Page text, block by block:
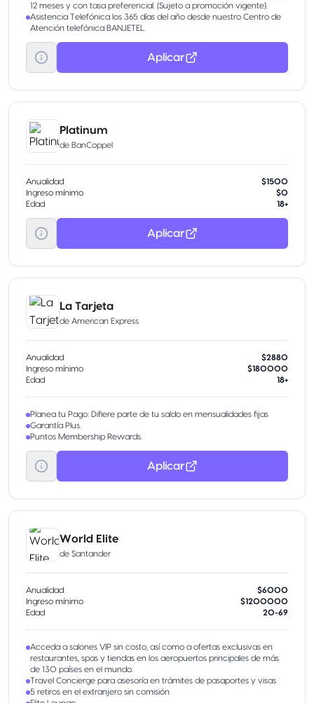
12 meses y con tasa preferencial. (Sujeto a promoción vigente).
Asistencia Telefónica los 365 días del año desde nuestro Centro de
Atención telefónica BANJETEL.
Aplicar
Platinum
de BanCoppel
Anualidad
$1500
Ingreso mínimo
$0
Edad
18+
Aplicar
La Tarjeta
de American Express
Anualidad
$2880
Ingreso mínimo
$180000
Edad
18+
Planea tu Pago: Difiere parte de tu saldo en mensualidades fijas
Garantía Plus.
Puntos Membership Rewards.
Aplicar
World Elite
de Santander
Anualidad
$6000
Ingreso mínimo
$1200000
Edad
20-69
Acceda a salones VIP sin costo, así como a ofertas exclusivas en
restaurantes, spas y tiendas en los aeropuertos principales de más
de 130 países en el mundo.
Travel Concierge para asesoría en trámites de pasaportes y visas
5 retiros en el extranjero sin comisión